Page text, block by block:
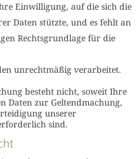
Einwilligung, auf die sich die
Daten stützte, und es fehlt an
Rechtsgrundlage für die
unrechtmäßig verarbeitet.
besteht nicht, soweit Ihre
Daten zur Geltendmachung,
unserer
sind.